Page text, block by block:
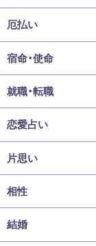
厄払い
宿命・使命
就職・転職
恋愛占い
片思い
相性
結婚